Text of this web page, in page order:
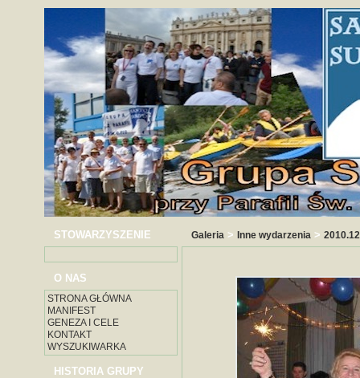
STOWARZYSZENIE
O NAS
STRONA GŁÓWNA
MANIFEST
GENEZA I CELE
KONTAKT
WYSZUKIWARKA
HISTORIA GRUPY
Galeria > Inne wydarzenia >